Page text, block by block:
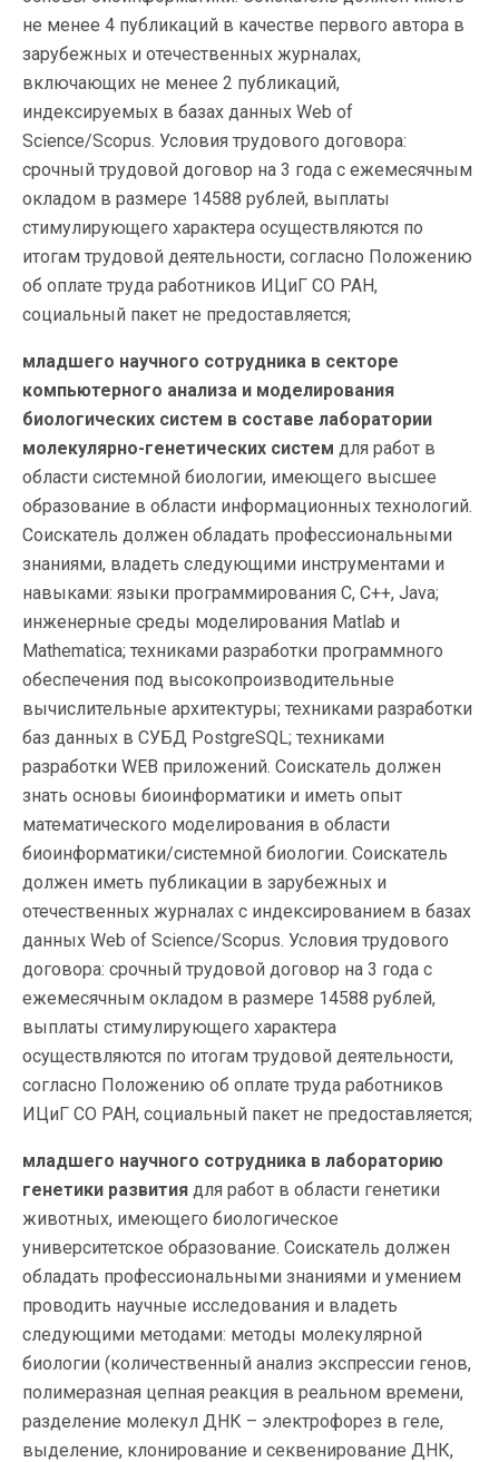
не менее 4 публикаций в качестве первого автора в
зарубежных и отечественных журналах,
включающих не менее 2 публикаций,
индексируемых в базах данных Web of
Science/Scopus. Условия трудового договора:
срочный трудовой договор на 3 года с ежемесячным
окладом в размере 14588 рублей, выплаты
стимулирующего характера осуществляются по
итогам трудовой деятельности, согласно Положению
об оплате труда работников ИЦиГ СО РАН,
социальный пакет не предоставляется;
младшего научного сотрудника в секторе
компьютерного анализа и моделирования
биологических систем в составе лаборатории
молекулярно-генетических систем для работ в
области системной биологии, имеющего высшее
образование в области информационных технологий.
Соискатель должен обладать профессиональными
знаниями, владеть следующими инструментами и
навыками: языки программирования С, C++, Java;
инженерные среды моделирования Matlab и
Mathematica; техниками разработки программного
обеспечения под высокопроизводительные
вычислительные архитектуры; техниками разработки
баз данных в СУБД PostgreSQL; техниками
разработки WEB приложений. Соискатель должен
знать основы биоинформатики и иметь опыт
математического моделирования в области
биоинформатики/системной биологии. Соискатель
должен иметь публикации в зарубежных и
отечественных журналах с индексированием в базах
данных Web of Science/Scopus. Условия трудового
договора: срочный трудовой договор на 3 года с
ежемесячным окладом в размере 14588 рублей,
выплаты стимулирующего характера
осуществляются по итогам трудовой деятельности,
согласно Положению об оплате труда работников
ИЦиГ СО РАН, социальный пакет не предоставляется;
младшего научного сотрудника в лабораторию
генетики развития для работ в области генетики
животных, имеющего биологическое
университетское образование. Соискатель должен
обладать профессиональными знаниями и умением
проводить научные исследования и владеть
следующими методами: методы молекулярной
биологии (количественный анализ экспрессии генов,
полимеразная цепная реакция в реальном времени,
разделение молекул ДНК – электрофорез в геле,
выделение, клонирование и секвенирование ДНК,